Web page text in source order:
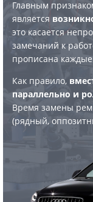
Главным
является
это касается
замечаний к
прописана
Как правило,
параллельно и
Время замены
(рядный,